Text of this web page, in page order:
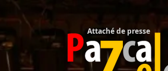
Attaché de presse​